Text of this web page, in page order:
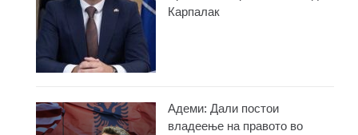
Карпалак
Адеми: Дали постои
владеење на правото во